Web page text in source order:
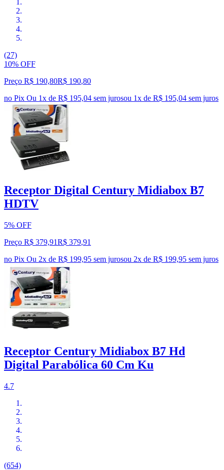
(27)
10% OFF
Preço R$ 190,80R$ 190,80
no Pix Ou 1x de R$ 195,04 sem jurosou 1x de R$ 195,04 sem juros
Receptor Digital Century Midiabox B7
HDTV
5% OFF
Preço R$ 379,91R$ 379,91
no Pix Ou 2x de R$ 199,95 sem jurosou 2x de R$ 199,95 sem juros
Receptor Century Midiabox B7 Hd
Digital Parabólica 60 Cm Ku
4.7
(654)